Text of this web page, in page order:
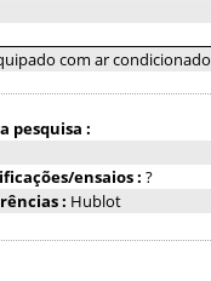
com ar condicionado
pesquisa :
ensaios : ?
: Hublot